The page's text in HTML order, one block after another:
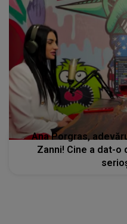
Ana Porgras,
Zanni! Cine a dat-o